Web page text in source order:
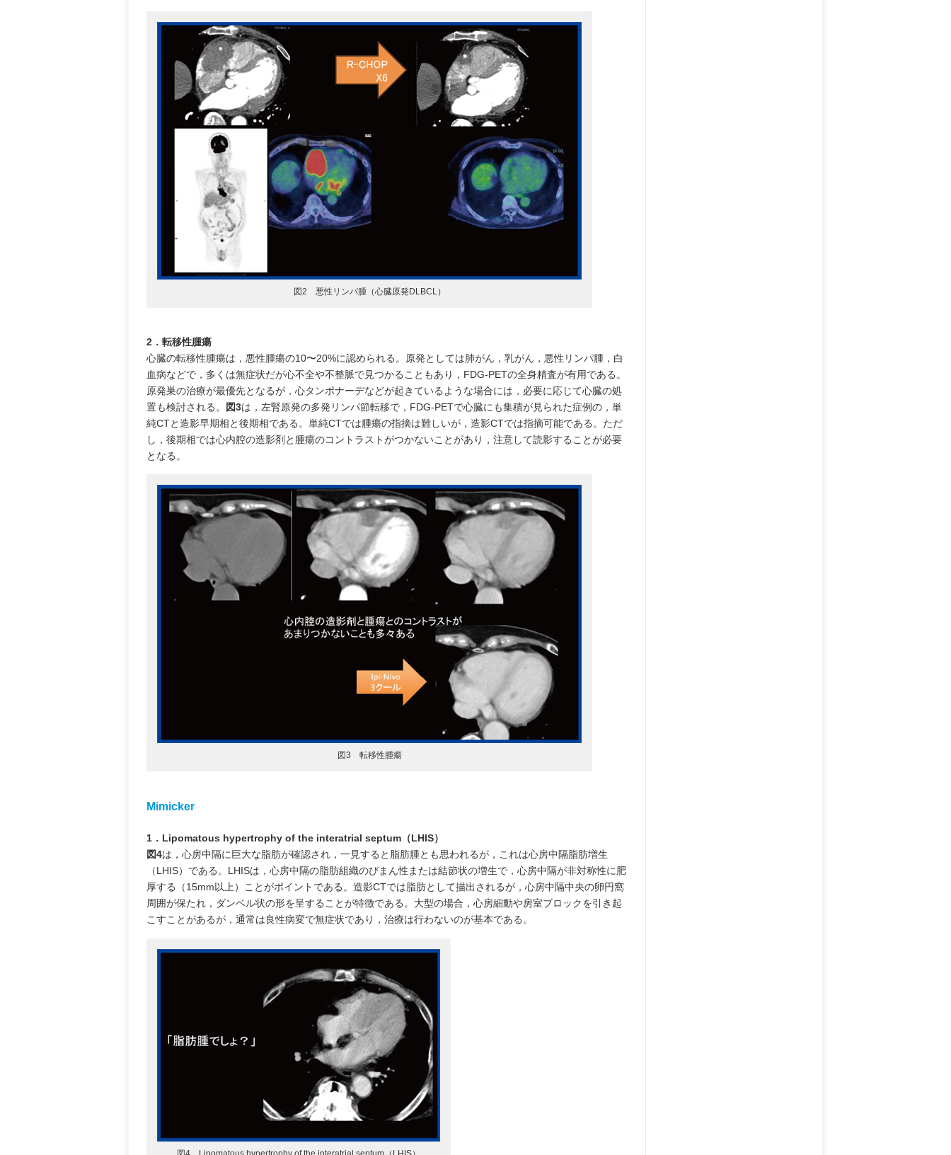
図2 悪性リンパ腫（心臓原発DLBCL）
2．転移性腫瘍
心臓の転移性腫瘍は，悪性腫瘍の10〜20%に認められる。原発としては肺がん，乳がん，悪性リンパ腫，白
血病などで，多くは無症状だが心不全や不整脈で見つかることもあり，FDG-PETの全身精査が有用である。
原発巣の治療が最優先となるが，心タンポナーデなどが起きているような場合には，必要に応じて心臓の処
置も検討される。
図3は，左腎原発の多発リンパ節転移で，FDG-PETで心臓にも集積が見られた症例の，単
純CTと造影早期相と後期相である。単純CTでは腫瘍の指摘は難しいが，造影CTでは指摘可能である。ただ
し，後期相では心内腔の造影剤と腫瘍のコントラストがつかないことがあり，注意して読影することが必要
となる。
図3 転移性腫瘍
Mimicker
1．Lipomatous hypertrophy of the interatrial septum（LHIS）
図4は，心房中隔に巨大な脂肪が確認され，一見すると脂肪腫とも思われるが，これは心房中隔脂肪増生
（LHIS）である。LHISは，心房中隔の脂肪組織のびまん性または結節状の増生で，心房中隔が非対称性に肥
厚する（15mm以上）ことがポイントである。造影CTでは脂肪として描出されるが，心房中隔中央の卵円窩
周囲が保たれ，ダンベル状の形を呈することが特徴である。大型の場合，心房細動や房室ブロックを引き起
こすことがあるが，通常は良性病変で無症状であり，治療は行わないのが基本である。